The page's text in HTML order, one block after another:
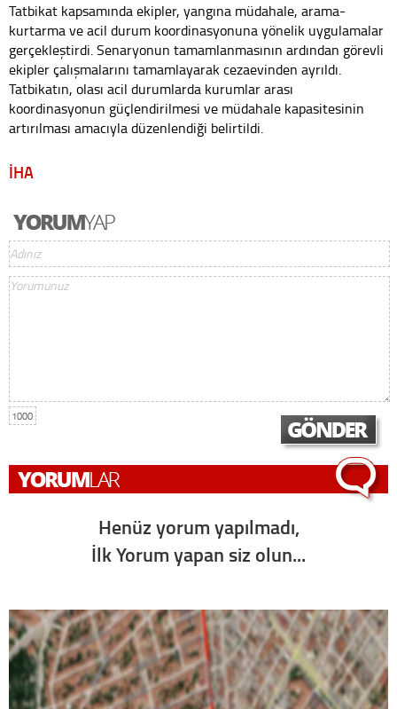
Tatbikat kapsamında ekipler, yangına müdahale, arama-
kurtarma ve acil durum koordinasyonuna yönelik uygulamalar
gerçekleştirdi. Senaryonun tamamlanmasının ardından görevli
ekipler çalışmalarını tamamlayarak cezaevinden ayrıldı.
Tatbikatın, olası acil durumlarda kurumlar arası
koordinasyonun güçlendirilmesi ve müdahale kapasitesinin
artırılması amacıyla düzenlendiği belirtildi.
İHA
1000
Henüz yorum yapılmadı,
İlk Yorum yapan siz olun...